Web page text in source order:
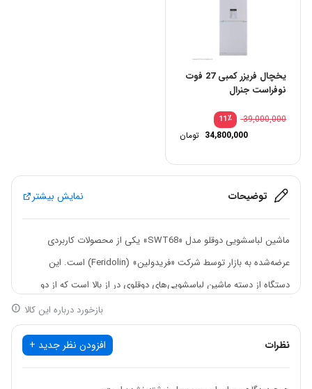
یخچال فریزر کمبی 27 فوت
نوفراست جنرال
٪11
39,000,000
34,800,000 تومان
توضیحات نمایش بیشتر
ماشین لباسشویی دوقلو مدل «SWT68» یکی از محصولات کاربردی
عرضه‌شده به بازار توسط شرکت «فریدولین» (Feridolin) است. این
دستگاه از دسته ماشین لباسشویی‌های دوقلوی در از بالا است که از دو
دیگ مجزا برای عمل شستن و خشک کردن برخوردار است. دیگ
شست‌وشوی دستگاه از گنجایش 6.8 لیتر بهره می‌برد. همچنین قسمت
مخصوص خشک‌کن با گنجایش 3.5 کیلوگرم در این مدل تعبیه شده است
بازخورد درباره این کالا
نظرات افزودن نظر جدید +